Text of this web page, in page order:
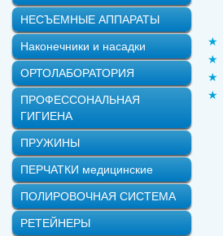
НЕСЪЕМНЫЕ АППАРАТЫ
Наконечники и насадки
ОРТОЛАБОРАТОРИЯ
ПРОФЕССОНАЛЬНАЯ
ГИГИЕНА
ПРУЖИНЫ
ПЕРЧАТКИ медицинские
ПОЛИРОВОЧНАЯ СИСТЕМА
РЕТЕЙНЕРЫ